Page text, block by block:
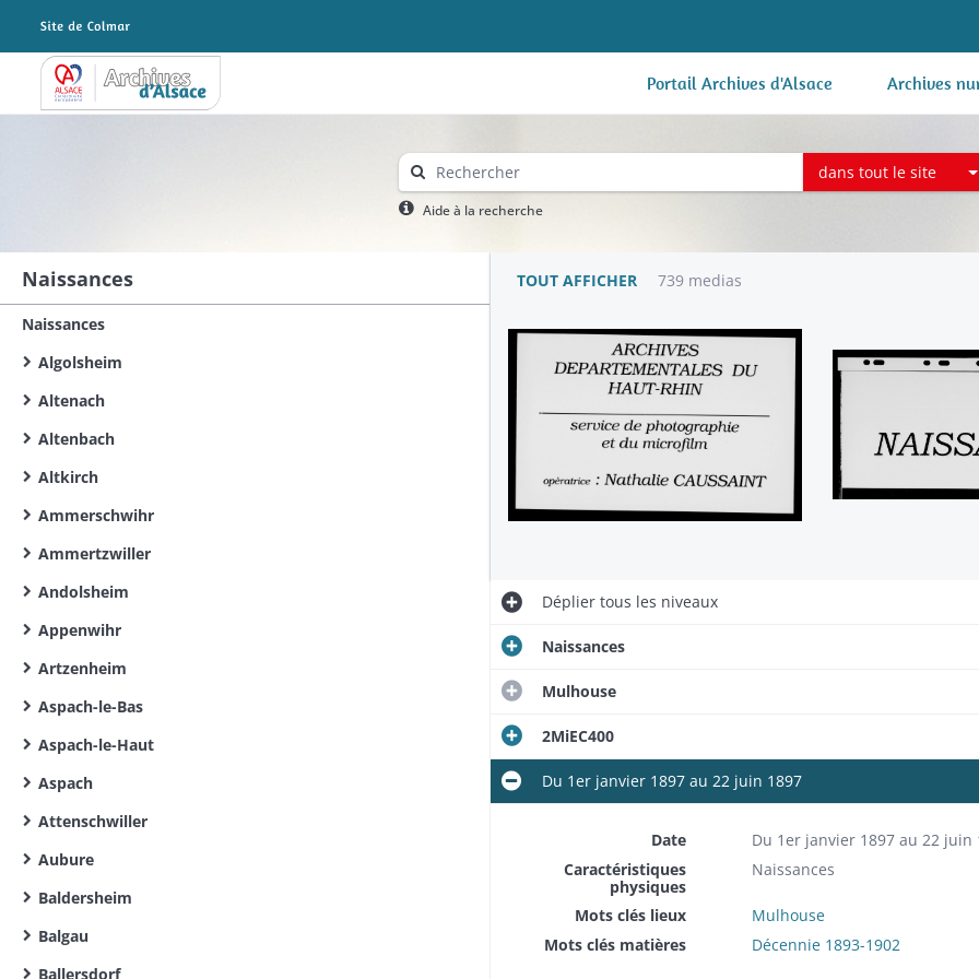
Archives Alsace - Colmar Portail Archives d'Alsace Archives
dans tout le site
Aide à la recherche
Naissances
Naissances
Algolsheim
Altenach
Altenbach
Altkirch
Ammerschwihr
Ammertzwiller
Andolsheim
Appenwihr
Artzenheim
Aspach-le-Bas
Aspach-le-Haut
Aspach
Attenschwiller
Aubure
Baldersheim
Balgau
Ballersdorf
TOUT AFFICHER 739 medias
Dépliertous les niveaux
Naissances
Mulhouse
2MiEC400
Du 1er janvier 1897 au 22 juin 1897
Date
Du 1er janvier 1897 au 22 juin
Caractéristiques
physiques
Naissances
Mots clés lieux
Mulhouse
Mots clés matières
Décennie 1893-1902